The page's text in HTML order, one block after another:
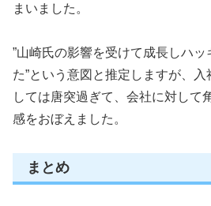
まいました。
”山崎氏の影響を受けて成長しハ
た”という意図と推定しますが、
しては唐突過ぎて、会社に対して
感をおぼえました。
まとめ